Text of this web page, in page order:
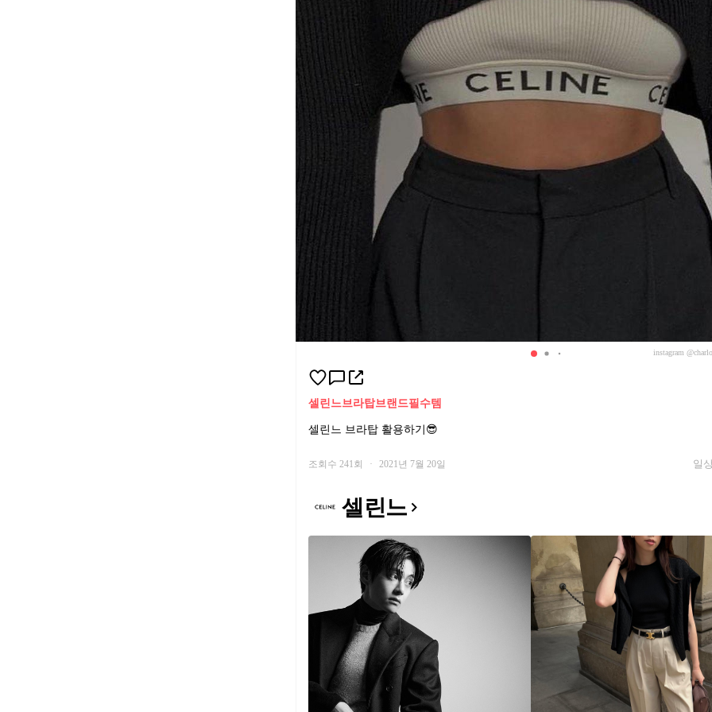
instagram
셀린느브라탑브랜드필수템
셀린느 브라탑 활용하기😎
조회수 241회 · 2021년 7월 20일 일
셀린느